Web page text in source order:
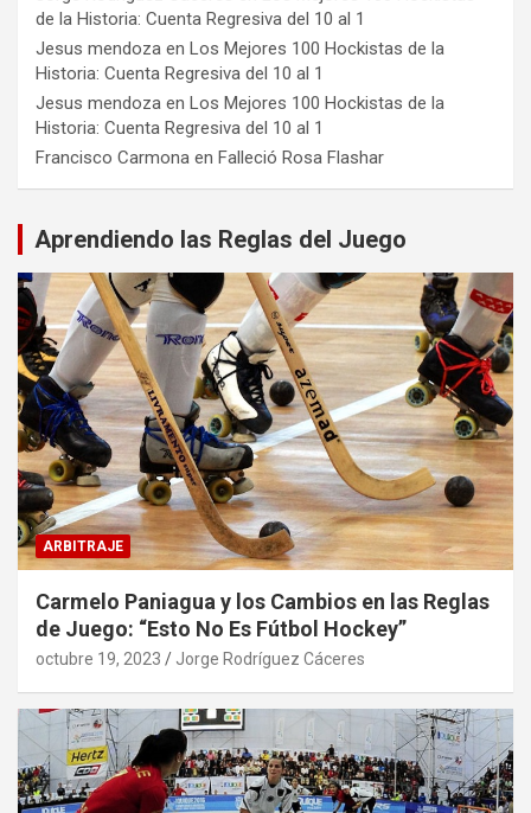
de la Historia: Cuenta Regresiva del 10 al 1
Jesus mendoza en Los Mejores 100 Hockistas de la
Historia: Cuenta Regresiva del 10 al 1
Jesus mendoza en Los Mejores 100 Hockistas de la
Historia: Cuenta Regresiva del 10 al 1
Francisco Carmona en Falleció Rosa Flashar
Aprendiendo las Reglas del Juego
ARBITRAJE
Carmelo Paniagua y los Cambios en las Reglas
de Juego: “Esto No Es Fútbol Hockey”
octubre 19, 2023 Jorge Rodríguez Cáceres